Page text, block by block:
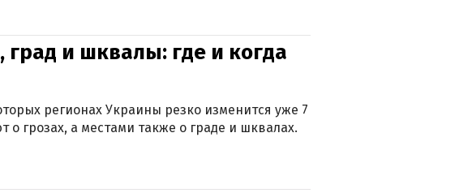
и шквалы: где и когда
регионах Украины резко изменится уже 7
о грозах, а местами также о граде и шквалах.